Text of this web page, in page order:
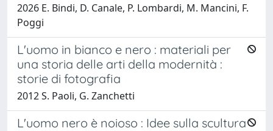
2026 E. Bindi, D. Canale, P. Lombardi, M. Mancini, F.
Poggi
L'uomo in bianco e nero : materiali per
una storia delle arti della modernità :
storie di fotografia
2012 S. Paoli, G. Zanchetti
L'uomo nero è noioso : Idee sulla scultura